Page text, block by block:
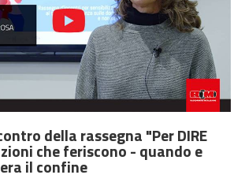
della rassegna "Per DIRE
che feriscono - quando e
il confine